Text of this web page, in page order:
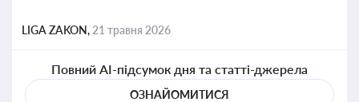
LIGA ZAKON, 21 травня 2026
Повний AI-підсумок дня та статті-джерела
ОЗНАЙОМИТИСЯ